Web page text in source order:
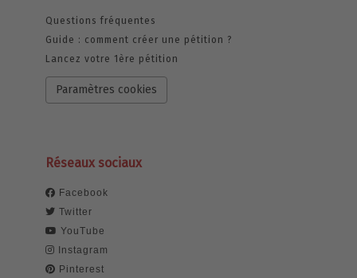
Questions fréquentes
Guide : comment créer une pétition ?
Lancez votre 1ère pétition
Paramètres cookies
Réseaux sociaux
Facebook
Twitter
YouTube
Instagram
Pinterest